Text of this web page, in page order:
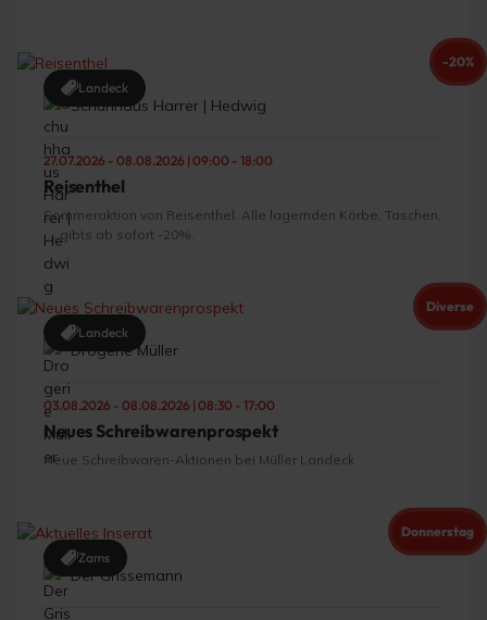
Schuhhaus Harrer | Hedwig
27.07.2026 - 08.08.2026 | 09:00 - 18:00
Reisenthel
Sommeraktion von Reisenthel. Alle lagernden Körbe, Taschen,
…. gibts ab sofort -20%.
Landeck
-20%
Drogerie Müller
03.08.2026 - 08.08.2026 | 08:30 - 17:00
Neues Schreibwarenprospekt
Neue Schreibwaren-Aktionen bei Müller Landeck
Landeck
Diverse
Der Grissemann
Zams
Donnerstag